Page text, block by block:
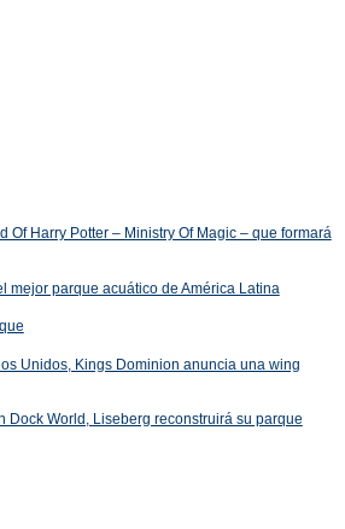
Harry Potter – Ministry Of Magic – que formará
mejor parque acuático de América Latina
Unidos, Kings Dominion anuncia una wing
Dock World, Liseberg reconstruirá su parque